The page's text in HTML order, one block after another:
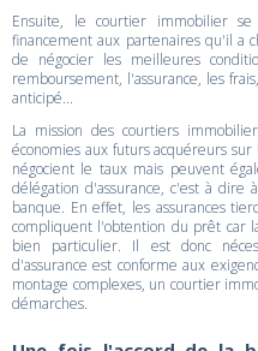
Ensuite, le courtier immobilier
financement aux partenaires qu'il a
de négocier les meilleures
remboursement, l'assurance, les
anticipé...
La mission des courtiers
économies aux futurs acquéreurs
négocient le taux mais peuvent
délégation d'assurance, c'est à dire
banque. En effet, les assurances
compliquent l'obtention du prêt car
bien particulier. Il est donc
d'assurance est conforme aux
montage complexes, un courtier
démarches.